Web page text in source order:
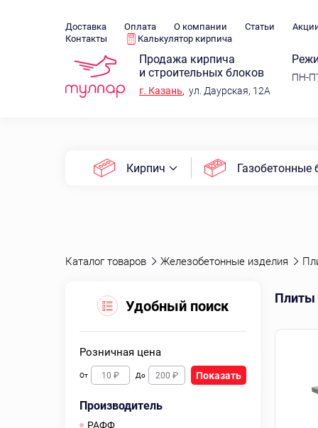
Доставка Оплата О компании Статьи
Контакты
Калькулятор кирпича
Продажа кирпича
и строительных блоков
г. Казань, ул. Даурская, 12А
ПН-
Кирпич Газобетонные
Каталог товаров Железобетонные изделия
Удобный поиск
Розничная цена
От До Показать
Производитель
РАФФ
Плиты